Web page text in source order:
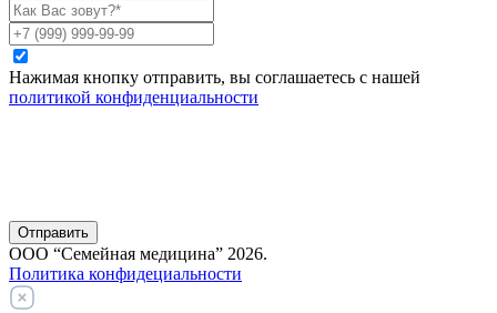
Нажимая кнопку отправить, вы соглашаетесь с нашей
политикой конфиденциальности
Отправить
ООО “Семейная медицина” 2026.
Политика конфидециальности